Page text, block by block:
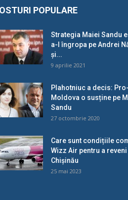
POPULARE
Strategia Maiei Sandu
a-l îngropa pe Andrei
și...
9 aprilie 2021
Plahotniuc a decis: Pro-
Moldova o susține pe
Sandu
27 octombrie 2020
Care sunt condițiile
Wizz Air pentru a reveni
Chișinău
25 mai 2023